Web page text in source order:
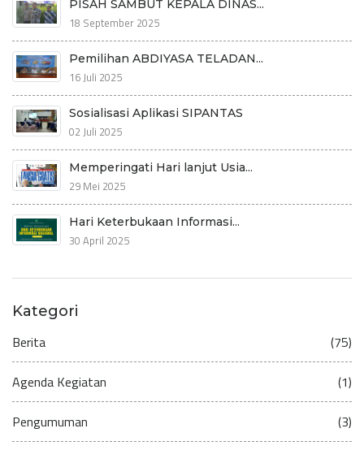
PISAH SAMBUT KEPALA DINAS...
18 September 2025
Pemilihan ABDIYASA TELADAN...
16 Juli 2025
Sosialisasi Aplikasi SIPANTAS
02 Juli 2025
Memperingati Hari lanjut Usia...
29 Mei 2025
Hari Keterbukaan Informasi...
30 April 2025
Kategori
Berita (75)
Agenda Kegiatan (1)
Pengumuman (3)